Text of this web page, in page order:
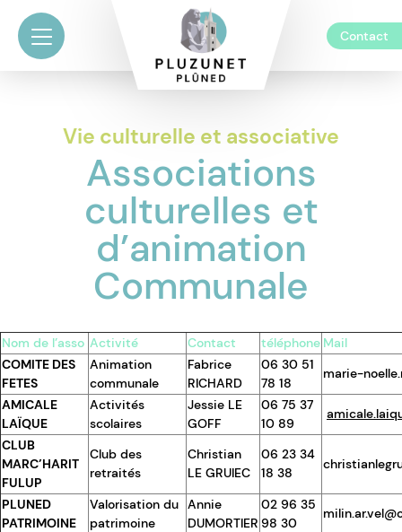
Contact
Vie culturelle et associative
Associations
culturelles et
d’animation
Communale
Nom de l’asso Activité Contact téléphone Mail
COMITE DES
FETES
Animation
communale
Fabrice
RICHARD
06 30 51
78 18
marie-
AMICALE
LAÏQUE
Activités
scolaires
Jessie LE
GOFF
06 75 37
10 89
CLUB
MARC’HARIT
FULUP
Club des
retraités
Christian
LE GRUIEC
06 23 34
18 38
PLUNED
PATRIMOINE
Valorisation du
patrimoine
Annie
DUMORTIER
02 96 35
98 30